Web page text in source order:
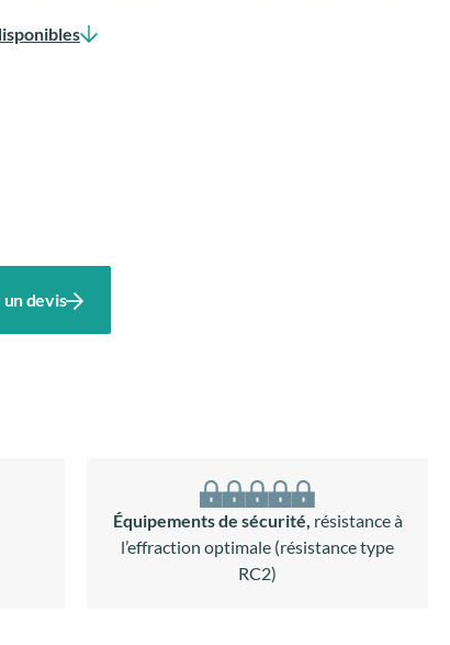
devis
Équipements de sécurité, résistance à
l’effraction optimale (résistance type
RC2)